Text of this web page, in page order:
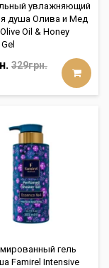
увлажняющий
душа Олива и Мед
Oil & Honey
329грн.
гель
Famirel Intensive